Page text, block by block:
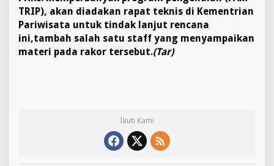
TRIP), akan diadakan rapat teknis di Kementrian
Pariwisata untuk tindak lanjut rencana
ini,tambah salah satu staff yang menyampaikan
materi pada rakor tersebut.(Tar)
Ikuti Kami